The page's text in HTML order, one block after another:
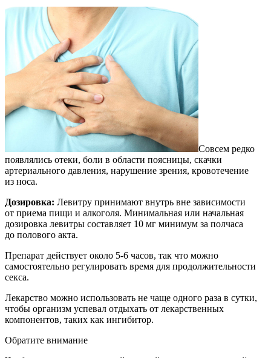
Совсем редко
появлялись отеки, боли в области поясницы, скачки
артериального давления, нарушение зрения, кровотечение
из носа.
Дозировка: Левитру принимают внутрь вне зависимости
от приема пищи и алкоголя. Минимальная или начальная
дозировка левитры составляет 10 мг минимум за полчаса
до полового акта.
Препарат действует около 5-6 часов, так что можно
самостоятельно регулировать время для продолжительности
секса.
Лекарство можно использовать не чаще одного раза в сутки,
чтобы организм успевал отдыхать от лекарственных
компонентов, таких как ингибитор.
Обратите внимание